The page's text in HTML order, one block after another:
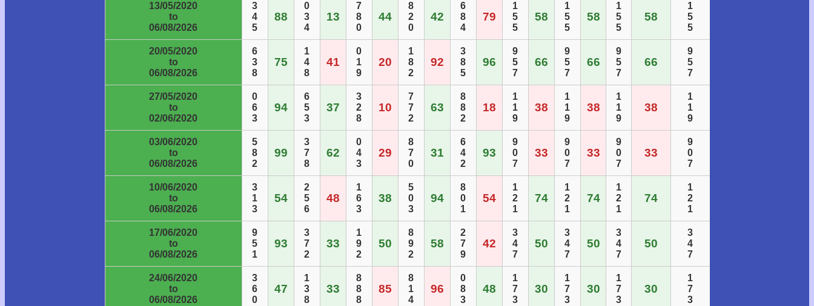
13/05/2020
to
06/08/2026
3
4
5
88
0
3
4
13
7
8
0
44
8
2
0
42
6
8
4
79
1
5
5
58
1
5
5
58
1
5
5
58
1
5
5
20/05/2020
to
06/08/2026
6
3
8
75
1
4
8
41
0
1
9
20
1
8
2
92
3
8
5
96
9
5
7
66
9
5
7
66
9
5
7
66
9
5
7
27/05/2020
to
02/06/2020
0
6
3
94
6
5
3
37
3
2
8
10
7
7
2
63
8
8
2
18
1
1
9
38
1
1
9
38
1
1
9
38
1
1
9
03/06/2020
to
06/08/2026
5
8
2
99
3
7
8
62
0
4
3
29
8
7
0
31
6
4
2
93
9
0
7
33
9
0
7
33
9
0
7
33
9
0
7
10/06/2020
to
06/08/2026
3
1
3
54
2
5
6
48
1
6
3
38
5
0
3
94
8
0
1
54
1
2
1
74
1
2
1
74
1
2
1
74
1
2
1
17/06/2020
to
06/08/2026
9
5
1
93
3
7
2
33
1
9
2
50
8
9
2
58
2
7
9
42
3
4
7
50
3
4
7
50
3
4
7
50
3
4
7
24/06/2020
to
06/08/2026
3
6
0
47
1
3
8
33
8
8
8
85
8
1
4
96
0
8
3
48
1
7
3
30
1
7
3
30
1
7
3
30
1
7
3